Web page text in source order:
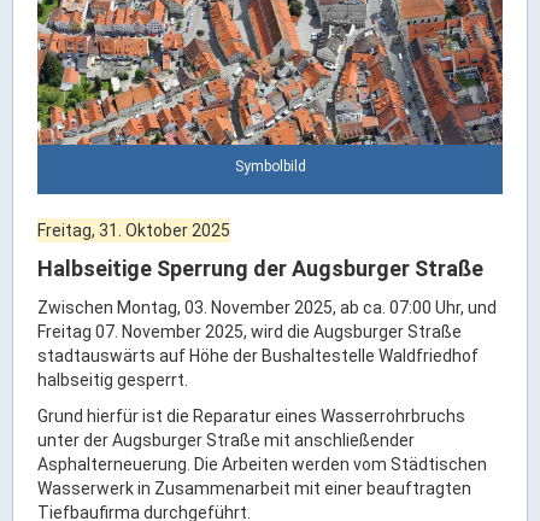
Kontakt
Wetter & Unwetter
Internet Portale
Kaufbeuren Maps
Stadtrat & Sitzungen
Beauftragte des Stadtrats
Ortsrecht & Bekanntmachungen
Bauleitplanung & Stadtentwicklung
Stellenangebote
Symbolbild
Freitag, 31. Oktober 2025
Halbseitige Sperrung der Augsburger Straße
Zwischen Montag, 03. November 2025, ab ca. 07:00 Uhr, und
Freitag 07. November 2025, wird die Augsburger Straße
stadtauswärts auf Höhe der Bushaltestelle Waldfriedhof
halbseitig gesperrt.
Grund hierfür ist die Reparatur eines Wasserrohrbruchs
unter der Augsburger Straße mit anschließender
Asphalterneuerung. Die Arbeiten werden vom Städtischen
Wasserwerk in Zusammenarbeit mit einer beauftragten
Tiefbaufirma durchgeführt.